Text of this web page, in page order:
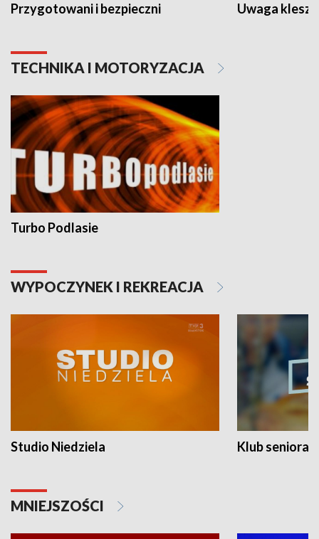
Przygotowani i bezpieczni Uwaga
TECHNIKA I MOTORYZACJA
Turbo Podlasie
WYPOCZYNEK I REKREACJA
Studio Niedziela Klub seniora
MNIEJSZOŚCI